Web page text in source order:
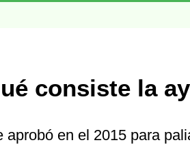
consiste la
aprobó en el 2015 para